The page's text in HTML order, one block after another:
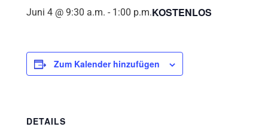
Juni 4 @ 9:30 a.m. - 1:00 p.m.KOSTENLOS
Zum Kalender hinzufügen
DETAILS